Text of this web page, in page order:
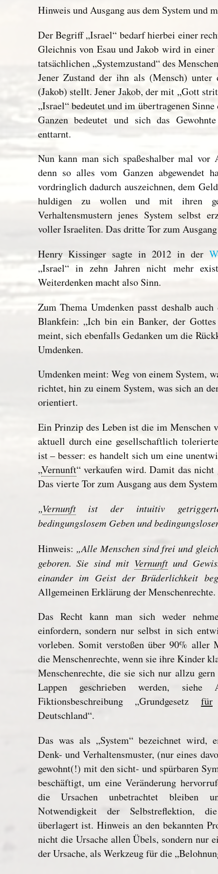
Hinweis und Ausgang aus dem System und
Der Begriff „Israel“ bedarf hierbei einer
Gleichnis von Esau und Jakob wird in
tatsächlichen „Systemzustand“ des
Jener Zustand der ihn als (Mensch) unter
(Jakob) stellt. Jener Jakob, der mit „Gott
„Israel“ bedeutet und im übertragenen
Ganzen bedeutet und sich das
enttarnt.
Nun kann man sich spaßeshalber mal vor
denn so alles vom Ganzen abgewendet
vordringlich dadurch auszeichnen, dem
huldigen zu wollen und mit ihren
Verhaltensmustern jenes System selbst
voller Israeliten. Das dritte Tor zum Ausgang
Henry Kissinger sagte in 2012 in der
„Israel“ in zehn Jahren nicht mehr
Weiterdenken macht also Sinn.
Zum Thema Umdenken passt deshalb
Blankfein: „Ich bin ein Banker, der
meint, sich ebenfalls Gedanken um die
Umdenken.
Umdenken meint: Weg von einem System,
richtet, hin zu einem System, was sich an
orientiert.
Ein Prinzip des Leben ist die im Menschen
aktuell durch eine gesellschaftlich
ist – besser: es handelt sich um eine
„Vernunft“ verkaufen wird. Damit das nicht
Das vierte Tor zum Ausgang aus dem
„Vernunftist der intuitiv getriggerte
bedingungslosem Geben und
Hinweis: „Alle Menschen sind frei und
geboren. Sie sind mit Vernunftund
einander im Geist der Brüderlichkeit
Allgemeinen Erklärung der Menschenrechte.
Das Recht kann man sich weder
einfordern, sondern nur selbst in sich
vorleben. Somit verstoßen über 90% aller
die Menschenrechte, wenn sie ihre Kinder
Menschenrechte, die sie sich nur allzu
Lappen geschrieben werden,
Fiktionsbeschreibung „Grundgesetz für
Deutschland“.
Das was als „System“ bezeichnet wird,
Denk- und Verhaltensmuster, (nur eines
gewohnt(!) mit den sicht- und spürbaren
beschäftigt, um eine Veränderung
die Ursachen unbetrachtet bleiben
Notwendigkeit der Selbstreflektion,
überlagert ist. Hinweis an den bekannten
nicht die Ursache allen Übels, sondern nur
der Ursache, als Werkzeug für die